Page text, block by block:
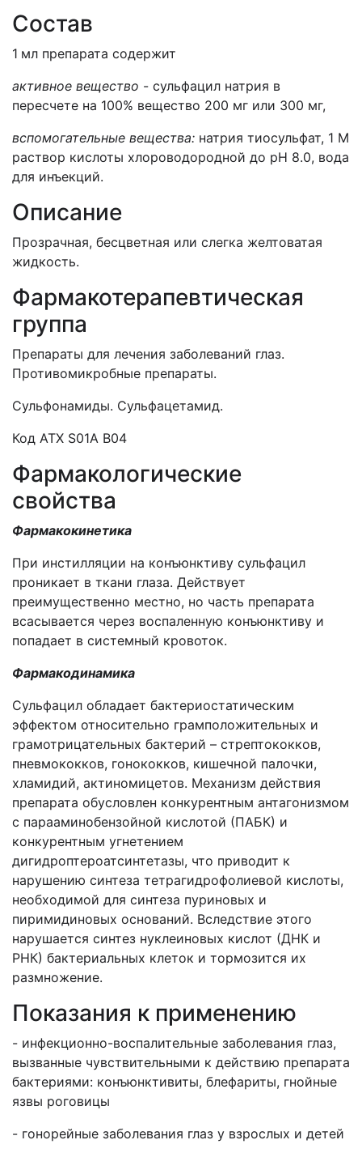
Состав
1 мл препарата содержит
активное вещество - сульфацил натрия в
пересчете на 100% вещество 200 мг или 300 мг,
вспомогательные вещества: натрия тиосульфат, 1 М
раствор кислоты хлороводородной до рН 8.0, вода
для инъекций.
Описание
Прозрачная, бесцветная или слегка желтоватая
жидкость.
Фармакотерапевтическая
группа
Препараты для лечения заболеваний глаз.
Противомикробные препараты.
Сульфонамиды. Сульфацетамид.
Код ATХ S01A B04
Фармакологические
свойства
Фармакокинетика
При инстилляции на конъюнктиву сульфацил
проникает в ткани глаза. Действует
преимущественно местно, но часть препарата
всасывается через воспаленную конъюнктиву и
попадает в системный кровоток.
Фармакодинамика
Сульфацил обладает бактериостатическим
эффектом относительно грамположительных и
грамотрицательных бактерий – стрептококков,
пневмококков, гонококков, кишечной палочки,
хламидий, актиномицетов. Механизм действия
препарата обусловлен конкурентным антагонизмом
с парааминобензойной кислотой (ПАБК) и
конкурентным угнетением
дигидроптероатсинтетазы, что приводит к
нарушению синтеза тетрагидрофолиевой кислоты,
необходимой для синтеза пуриновых и
пиримидиновых оснований. Вследствие этого
нарушается синтез нуклеиновых кислот (ДНК и
РНК) бактериальных клеток и тормозится их
размножение.
Показания к применению
- инфекционно-воспалительные заболевания глаз,
вызванные чувствительными к действию препарата
бактериями: конъюнктивиты, блефариты, гнойные
язвы роговицы
- гонорейные заболевания глаз у взрослых и детей